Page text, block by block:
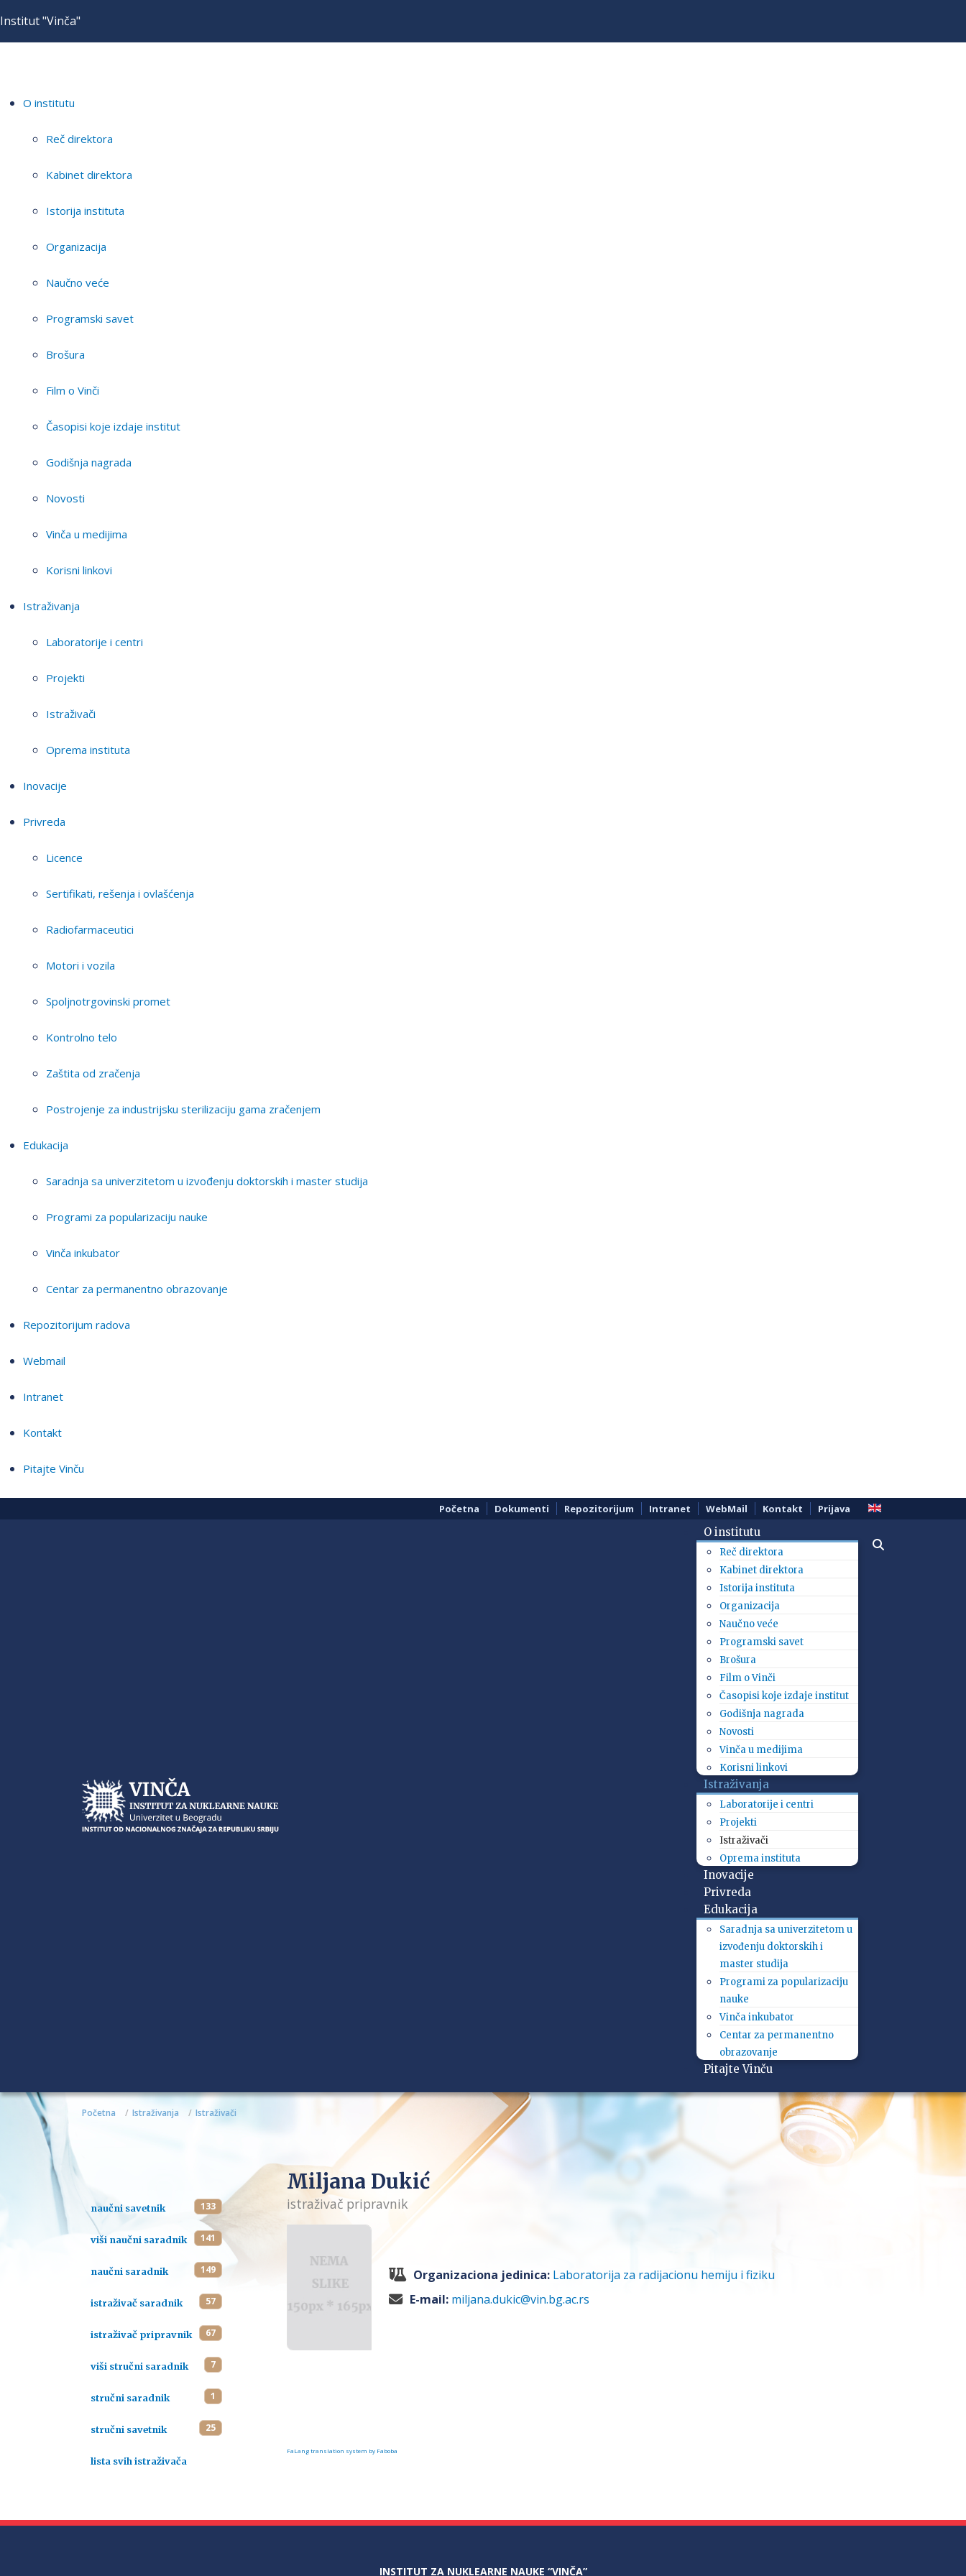
Institut "Vinča"
O institutu
Reč direktora
Kabinet direktora
Istorija instituta
Organizacija
Naučno veće
Programski savet
Brošura
Film o Vinči
Časopisi koje izdaje institut
Godišnja nagrada
Novosti
Vinča u medijima
Korisni linkovi
Istraživanja
Laboratorije i centri
Projekti
Istraživači
Oprema instituta
Inovacije
Privreda
Licence
Sertifikati, rešenja i ovlašćenja
Radiofarmaceutici
Motori i vozila
Spoljnotrgovinski promet
Kontrolno telo
Zaštita od zračenja
Postrojenje za industrijsku sterilizaciju gama zračenjem
Edukacija
Saradnja sa univerzitetom u izvođenju doktorskih i master studija
Programi za popularizaciju nauke
Vinča inkubator
Centar za permanentno obrazovanje
Repozitorijum radova
Webmail
Intranet
Kontakt
Pitajte Vinču
Početna Dokumenti Repozitorijum Intranet WebMail Kontakt Prijava
O institutu
Reč direktora
Kabinet direktora
Istorija instituta
Organizacija
Naučno veće
Programski savet
Brošura
Film o Vinči
Časopisi koje izdaje institut
Godišnja nagrada
Novosti
Vinča u medijima
Korisni linkovi
Istraživanja
Laboratorije i centri
Projekti
Istraživači
Oprema instituta
Inovacije
Privreda
Edukacija
Saradnja sa univerzitetom u
izvođenju doktorskih i
master studija
Programi za popularizaciju
nauke
Vinča inkubator
Centar za permanentno
obrazovanje
Pitajte Vinču
Početna Istraživanja Istraživači
naučni savetnik 133
viši naučni saradnik 141
naučni saradnik 149
istraživač saradnik 57
istraživač pripravnik 67
viši stručni saradnik 7
stručni saradnik 1
stručni savetnik 25
lista svih istraživača
Miljana Dukić
istraživač pripravnik
Organizaciona jedinica: Laboratorija za radijacionu hemiju i fiziku
E-mail: miljana.dukic@vin.bg.ac.rs
FaLang translation system by Faboba
INSTITUT ZA NUKLEARNE NAUKE “VINČA”